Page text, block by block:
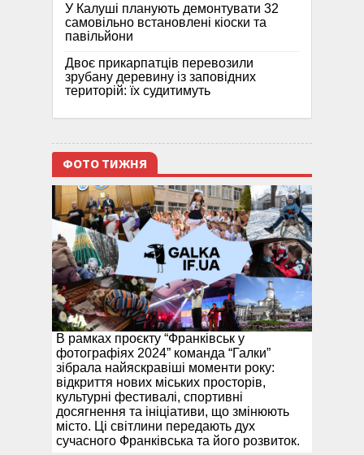
У Калуші планують демонтувати 32
самовільно встановлені кіоски та
павільйони
Двоє прикарпатців перевозили
зрубану деревину із заповідних
територій: їх судитимуть
ФОТО ТИЖНЯ
В рамках проєкту “Франківськ у
фотографіях 2024” команда “Галки”
зібрала найяскравіші моменти року:
відкриття нових міських просторів,
культурні фестивалі, спортивні
досягнення та ініціативи, що змінюють
місто. Ці світлини передають дух
сучасного Франківська та його розвиток.